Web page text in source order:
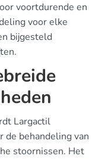
voortdurende en
voor elke
bijgesteld
Largactil
de behandeling van
stoornissen. Het